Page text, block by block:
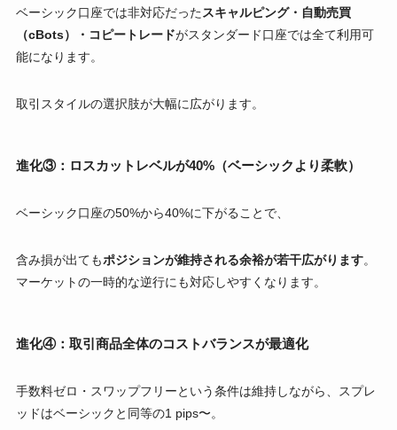
ベーシック口座では非対応だったスキャルピング・自動売買
（cBots）・コピートレードがスタンダード口座では全て利用可
能になります。
取引スタイルの選択肢が大幅に広がります。
進化③：ロスカットレベルが40%（ベーシックより柔軟）
ベーシック口座の50%から40%に下がることで、
含み損が出てもポジションが維持される余裕が若干広がります。
マーケットの一時的な逆行にも対応しやすくなります。
進化④：取引商品全体のコストバランスが最適化
手数料ゼロ・スワップフリーという条件は維持しながら、スプレ
ッドはベーシックと同等の1 pips〜。